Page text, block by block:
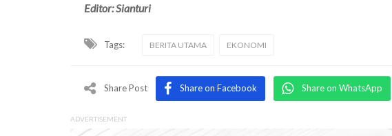
Editor: Sianturi
Tags: BERITA UTAMA EKONOMI
Share Post Share on Facebook Share on WhatsApp
ADVERTISEMENT